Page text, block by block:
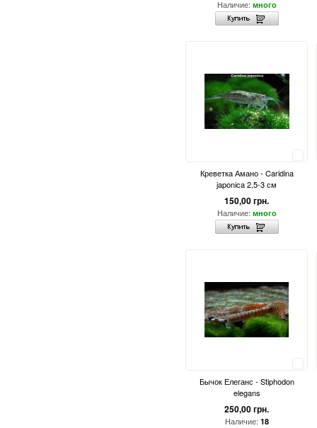
Наличие: много
Креветка Амано - Caridina
japonica 2,5-3 см
150,00 грн.
Наличие: много
Бычок Елеганс - Stiphodon
elegans
250,00 грн.
Наличие: 18